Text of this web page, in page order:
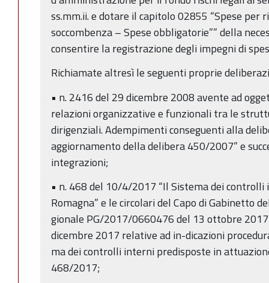
ss.mm.ii. e dotare il capitolo 02855 “Spese per
soccombenza – Spese obbligatorie”” della
consentire la registrazione degli impegni di
Richiamate altresì le seguenti proprie
• n. 2416 del 29 dicembre 2008 avente ad
relazioni organizzative e funzionali tra le
dirigenziali. Adempimenti conseguenti alla
aggiornamento della delibera 450/2007” e
integrazioni;
• n. 468 del 10/4/2017 “Il Sistema dei
Romagna” e le circolari del Capo di Gabinetto
gionale PG/2017/0660476 del 13 ottobre
dicembre 2017 relative ad in-dicazioni
ma dei controlli interni predisposte in
468/2017;